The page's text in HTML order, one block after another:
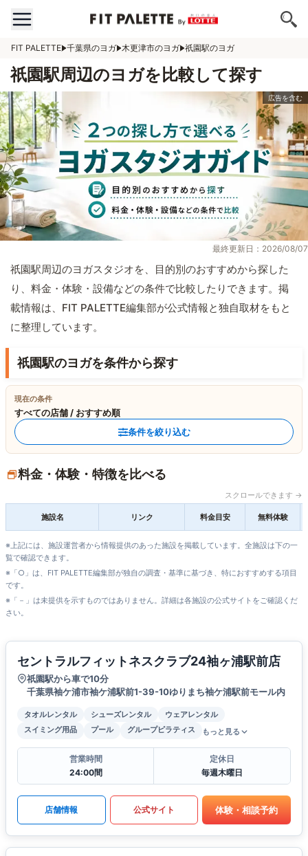
FIT PALETTE 千葉県のヨガ 木更津市のヨガ 祇園駅のヨガ
祇園駅周辺のヨガを比較して探す
最終更新日：2026/08/07
祇園駅周辺のヨガスタジオを、目的別のおすすめから探した
り、料金・体験・設備などの条件で比較したりできます。掲
載情報は、FIT PALETTE編集部が公式情報と独自取材をもと
に整理しています。
祇園駅のヨガを条件から探す
現在の条件
すべての店舗 / おすすめ順
条件を絞り込む
料金・体験・特徴を比べる
スクロールできます →
施設名 リンク 料金目安 無料体験
※上記には、施設運営者から情報提供のあった施設を掲載しています。全施設は下の一
覧で確認できます。
※「○」は、FIT PALETTE編集部が独自の調査・基準に基づき、特におすすめする項目
です。
※「－」は未提供を示すものではありません。詳細は各施設の公式サイトをご確認くだ
さい。
セントラルフィットネスクラブ24袖ヶ浦駅前店
祇園駅から車で10分
千葉県袖ケ浦市袖ケ浦駅前1-39-10ゆりまち袖ケ浦駅前モール内
タオルレンタル シューズレンタル
ウェアレンタル
スイミング用品
プール グループピラティス もっと見る
営業時間
24:00間
定休日
毎週木曜日
店舗情報 公式サイト 体験・相談予約